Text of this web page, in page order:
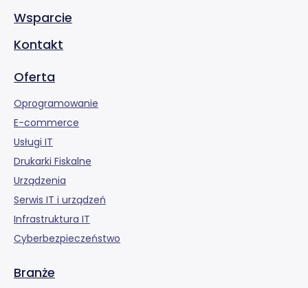
Wsparcie
Kontakt
Oferta
Oprogramowanie
E-commerce
Usługi IT
Drukarki Fiskalne
Urządzenia
Serwis IT i urządzeń
Infrastruktura IT
Cyberbezpieczeństwo
Branże